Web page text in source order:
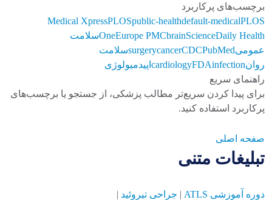
برچسب‌های پرکاربرد
Medical XpressPLOSpublic-healthdefault-medicalPLOS
OneEurope PMCbrainScienceDaily Health
سلامت
عمومی
surgerycancerCDCPubMed
سلامت
روان
cardiologyFDAinfection
اپیدمیولوژی
راهنمای سریع
برای پیدا کردن سریع‌تر مطالب پزشکی، از جستجو یا برچسب‌های
پرکاربرد استفاده کنید.
صفحه اصلی
تبلیغات متنی
دوره آموزشی ATLS | جراحی تیروئید |